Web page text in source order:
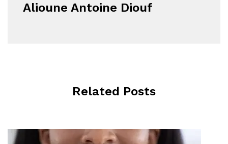
Alioune Antoine Diouf
Related Posts